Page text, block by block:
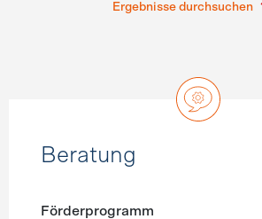
Ergebnisse durchsuchen
Beratung
Förderprogramm